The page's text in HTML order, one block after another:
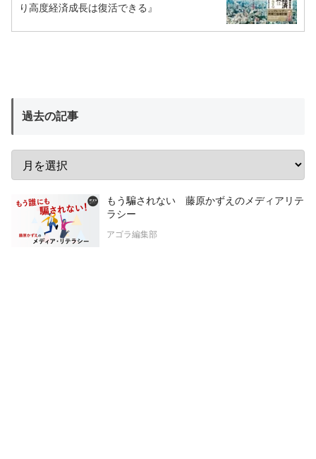
り高度経済成長は復活できる』
過去の記事
もう騙されない 藤原かずえのメディアリテ
ラシー
アゴラ編集部